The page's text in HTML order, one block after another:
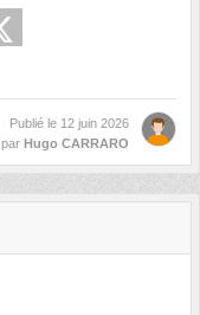
Publié le 12 juin 2026
par Hugo CARRARO